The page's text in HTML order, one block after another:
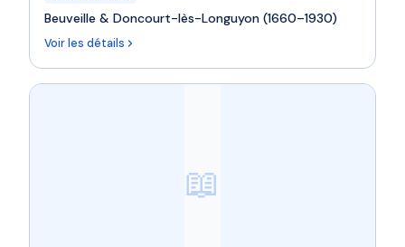
Beuveille & Doncourt-lès-Longuyon (1660–1930)
Voir les détails
📖